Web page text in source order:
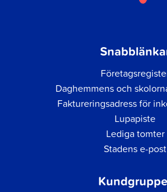
Daghemmens och
Faktureringsadress för
Lupapiste
Lediga tomter
Stadens e-post